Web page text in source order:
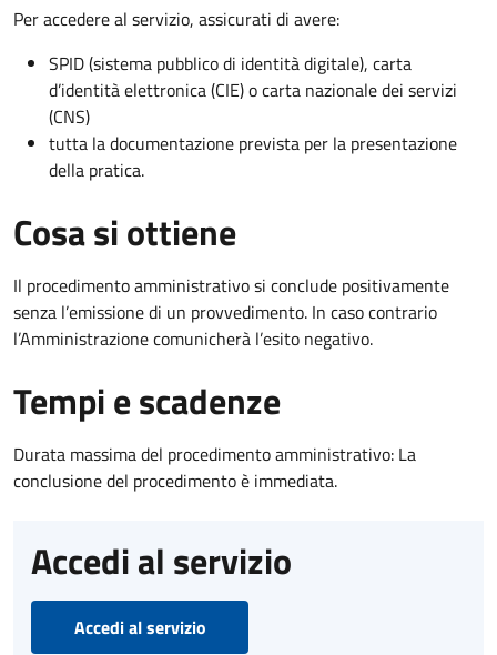
Per accedere al servizio, assicurati di avere:
SPID (sistema pubblico di identità digitale), carta
d’identità elettronica (CIE) o carta nazionale dei servizi
(CNS)
tutta la documentazione prevista per la presentazione
della pratica.
Cosa si ottiene
Il procedimento amministrativo si conclude positivamente
senza l’emissione di un provvedimento. In caso contrario
l’Amministrazione comunicherà l’esito negativo.
Tempi e scadenze
Durata massima del procedimento amministrativo: La
conclusione del procedimento è immediata.
Accedi al servizio
Accedi al servizio